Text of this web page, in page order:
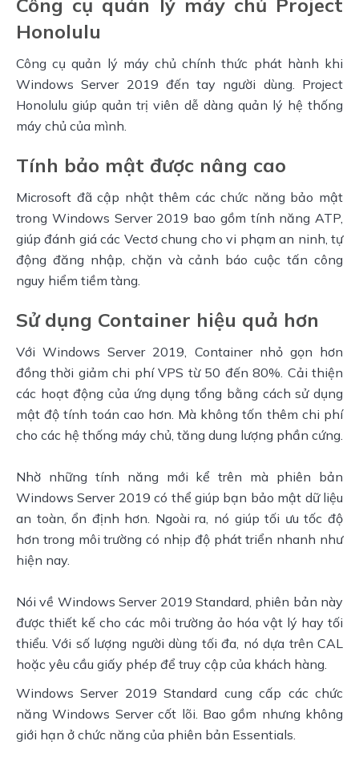
Công cụ quản lý máy chủ Project
Honolulu
Công cụ quản lý máy chủ chính thức phát hành khi
Windows Server 2019 đến tay người dùng. Project
Honolulu giúp quản trị viên dễ dàng quản lý hệ thống
máy chủ của mình.
Tính bảo mật được nâng cao
Microsoft đã cập nhật thêm các chức năng bảo mật
trong Windows Server 2019 bao gồm tính năng ATP,
giúp đánh giá các Vectơ chung cho vi phạm an ninh, tự
động đăng nhập, chặn và cảnh báo cuộc tấn công
nguy hiểm tiềm tàng.
Sử dụng Container hiệu quả hơn
Với Windows Server 2019, Container nhỏ gọn hơn
đồng thời giảm chi phí VPS từ 50 đến 80%. Cải thiện
các hoạt động của ứng dụng tổng bằng cách sử dụng
mật độ tính toán cao hơn. Mà không tốn thêm chi phí
cho các hệ thống máy chủ, tăng dung lượng phần cứng.
Nhờ những tính năng mới kể trên mà phiên bản
Windows Server 2019 có thể giúp bạn bảo mật dữ liệu
an toàn, ổn định hơn. Ngoài ra, nó giúp tối ưu tốc độ
hơn trong môi trường có nhịp độ phát triển nhanh như
hiện nay.
Nói về Windows Server 2019 Standard, phiên bản này
được thiết kế cho các môi trường ảo hóa vật lý hay tối
thiểu. Với số lượng người dùng tối đa, nó dựa trên CAL
hoặc yêu cầu giấy phép để truy cập của khách hàng.
Windows Server 2019 Standard cung cấp các chức
năng Windows Server cốt lõi. Bao gồm nhưng không
giới hạn ở chức năng của phiên bản Essentials.